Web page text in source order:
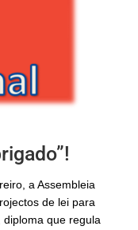
a Assembleia
de lei para
diploma que regula